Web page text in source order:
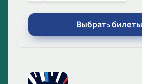
Выбрать билеты